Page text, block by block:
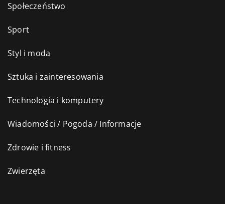
Społeczeństwo
Sport
Styl i moda
Sztuka i zainteresowania
Technologia i komputery
Wiadomości / Pogoda / Informacje
Zdrowie i fitness
Zwierzęta